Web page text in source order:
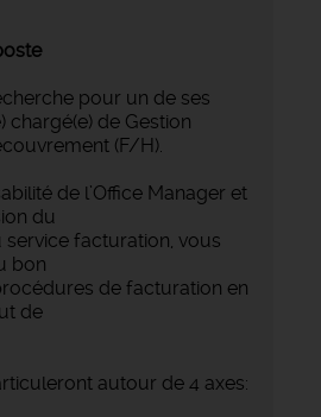
pour un de ses
chargé(e) de Gestion
(F/H).
de l’Office Manager et
du
facturation, vous
bon
de facturation en
de
autour de 4 axes: